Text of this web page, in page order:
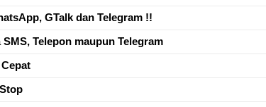
GTalk dan Telegram !!
SMS, Telepon maupun Telegram
Cepat